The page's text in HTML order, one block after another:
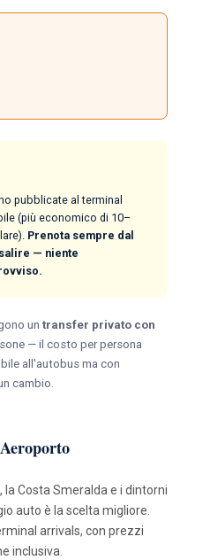
pubblicate al terminal
(più economico di 10–
Prenota sempre dal
— niente
un transfer privato con
— il costo per persona
all'autobus ma con
cambio.
la Costa Smeralda e i dintorni
auto è la scelta migliore.
arrivals, con prezzi
inclusiva.